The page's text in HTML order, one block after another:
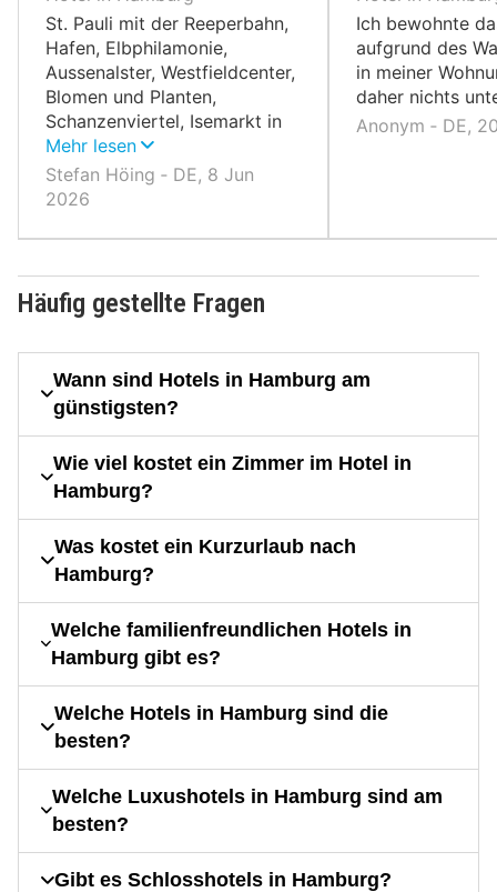
St. Pauli mit der Reeperbahn,
Hafen, Elbphilamonie,
Aussenalster, Westfieldcenter,
Blomen und Planten,
Schanzenviertel, Isemarkt in
Eppendorf, Port de Lumières
(zu unserer Zeit „Wunderwelt
Ozean), Innenstadt mit
Mehr lesen
Stefan Höing ‐ DE, 8 Jun
2026
Ich bewohnte
aufgrund des
in meiner
daher nichts
Anonym ‐ DE,
Häufig gestellte Fragen
Wann sind Hotels in Hamburg am
günstigsten?
Wie viel kostet ein Zimmer im Hotel in
Hamburg?
Was kostet ein Kurzurlaub nach
Hamburg?
Welche familienfreundlichen Hotels in
Hamburg gibt es?
Welche Hotels in Hamburg sind die
besten?
Welche Luxushotels in Hamburg sind am
besten?
Gibt es Schlosshotels in Hamburg?